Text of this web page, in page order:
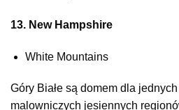
13. New Hampshire
White Mountains
Góry Białe są domem dla
malowniczych jesiennych